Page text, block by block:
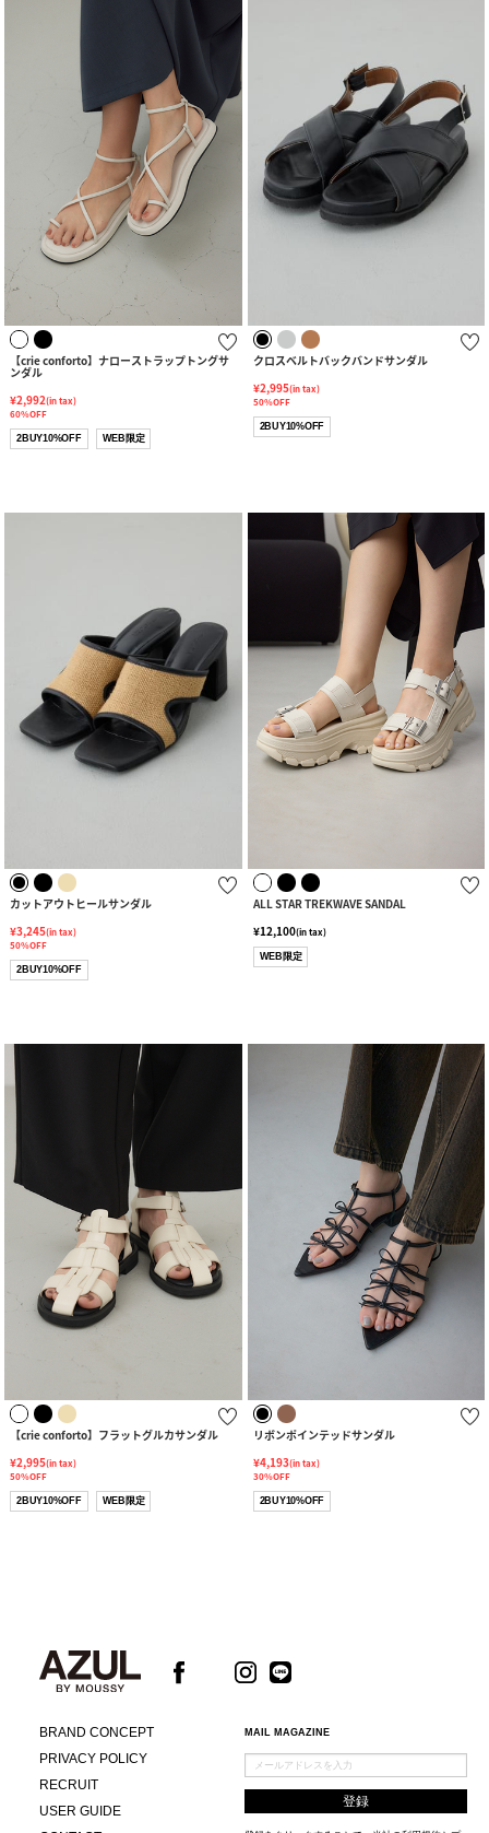
【crie conforto】ナローストラップトングサ
ンダル
¥2,992(in tax)
60%OFF
2BUY10%OFF WEB限定
クロスベルトバックバンドサンダル
¥2,995(in tax)
50%OFF
2BUY10%OFF
カットアウトヒールサンダル
¥3,245(in tax)
50%OFF
2BUY10%OFF
ALL STAR TREKWAVE SANDAL
¥12,100(in tax)
WEB限定
【crie conforto】フラットグルカサンダル
¥2,995(in tax)
50%OFF
2BUY10%OFF WEB限定
リボンポインテッドサンダル
¥4,193(in tax)
30%OFF
2BUY10%OFF
BRAND CONCEPT
PRIVACY POLICY
RECRUIT
USER GUIDE
MAIL MAGAZINE